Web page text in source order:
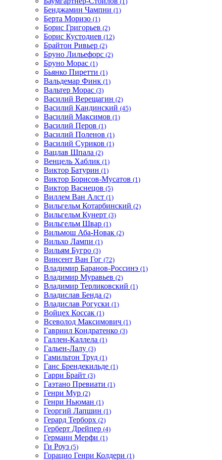
Бенджамин Чампни (1)
Берта Моризо (1)
Борис Григорьев (2)
Борис Кустодиев (12)
Брайтон Ривьер (2)
Бруно Лильефорс (2)
Бруно Морас (1)
Бьянко Пиретти (1)
Вальдемар Финк (1)
Вальтер Морас (3)
Василий Верещагин (2)
Василий Кандинский (45)
Василий Максимов (1)
Василий Перов (1)
Василий Поленов (1)
Василий Суриков (1)
Вацлав Шпала (2)
Венцель Хаблик (1)
Виктор Батурин (1)
Виктор Борисов-Мусатов (1)
Виктор Васнецов (5)
Виллем Ван Алст (1)
Вильгельм Котарбинский (2)
Вильгельм Кунерт (3)
Вильгельм Швар (1)
Вильмош Аба-Новак (2)
Вильхо Лампи (1)
Вильям Бугро (3)
Винсент Ван Гог (72)
Владимир Баранов-Россинэ (1)
Владимир Муравьев (2)
Владимир Терликовский (1)
Владислав Бенда (2)
Владислав Рогуски (1)
Войцех Коссак (1)
Всеволод Максимович (1)
Гавриил Кондратенко (3)
Галлен-Каллела (1)
Гальен-Лалу (3)
Гамильтон Труд (1)
Ганс Брендекильде (1)
Гарри Брайт (3)
Гаэтано Превиати (1)
Генри Мур (2)
Генри Ньюман (1)
Георгий Лапшин (1)
Герард Терборх (2)
Герберт Дрейпер (4)
Германн Мерфи (1)
Ги Роуз (5)
Горацио Генри Колдери (1)